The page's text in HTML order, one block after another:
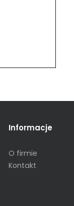
Informacje
O firmie
Kontakt